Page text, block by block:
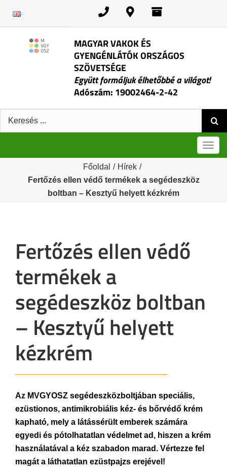
MAGYAR VAKOK ÉS
GYENGÉNLÁTÓK ORSZÁGOS
SZÖVETSÉGE
Együtt formáljuk élhetőbbé a világot!
Adószám: 19002464-2-42
Keresés:
Főoldal / Hírek /
Fertőzés ellen védő termékek a segédeszköz
boltban – Kesztyű helyett kézkrém
Fertőzés ellen védő
termékek a
segédeszköz boltban
– Kesztyű helyett
kézkrém
Az MVGYOSZ segédeszközboltjában speciális,
ezüstionos, antimikrobiális kéz- és bőrvédő krém
kapható, mely a látássérült emberek számára
egyedi és pótolhatatlan védelmet ad, hiszen a krém
használatával a kéz szabadon marad. Vértezze fel
magát a láthatatlan ezüstpajzs erejével!